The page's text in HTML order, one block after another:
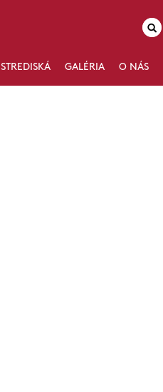
STREDISKÁ GALÉRIA O NÁS